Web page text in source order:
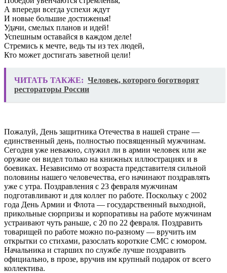
А впереди всегда успехи ждут
И новые большие достиженья!
Удачи, смелых планов и идей!
Успешным оставайся в каждом деле!
Стремись к мечте, ведь ты из тех людей,
Кто может достигать заветной цели!
ЧИТАТЬ ТАКЖЕ: Человек, которого боготворят
рестораторы России
Пожалуй, День защитника Отечества в нашей стране —
единственный день, полностью посвященный мужчинам.
Сегодня уже неважно, служил ли в армии человек или же
оружие он видел только на книжных иллюстрациях и в
боевиках. Независимо от возраста представителя сильной
половины нашего человечества, его начинают поздравлять
уже с утра. Поздравления с 23 февраля мужчинам
подготавливают и для коллег по работе. Поскольку с 2002
года День Армии и Флота — государственный выходной,
прикольные сюрпризы и корпоративы на работе мужчинам
устраивают чуть раньше, с 20 по 22 февраля. Поздравить
товарищей по работе можно по-разному — вручить им
открытки со стихами, разослать короткие СМС с юмором.
Начальника и старших по службе лучше поздравить
официально, в прозе, вручив им крупный подарок от всего
коллектива.